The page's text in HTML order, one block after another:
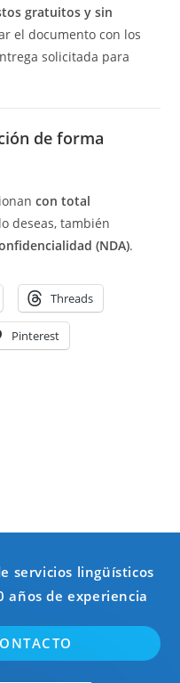
gratuitos y sin
el documento con los
solicitada para
de forma
con total
deseas, también
(NDA).
Threads
Pinterest
servicios lingüísticos
años de experiencia